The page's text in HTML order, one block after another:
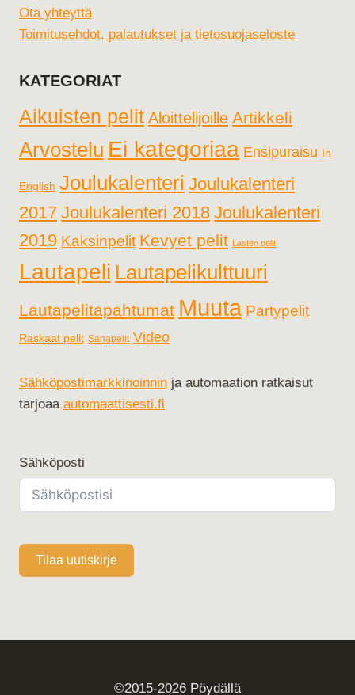
Ota yhteyttä
Toimitusehdot, palautukset ja tietosuojaseloste
KATEGORIAT
Aikuisten pelit Aloittelijoille Artikkeli
Arvostelu Ei kategoriaa Ensipuraisu In
English Joulukalenteri Joulukalenteri
2017 Joulukalenteri 2018 Joulukalenteri
2019 Kaksinpelit Kevyet pelit Lasten pelit
Lautapeli Lautapelikulttuuri
Lautapelitapahtumat Muuta Partypelit
Raskaat pelit Sanapelit Video
Sähköpostimarkkinoinnin ja automaation ratkaisut
tarjoaa automaattisesti.fi
Sähköposti
Tilaa uutiskirje
©2015-2026 Pöydällä